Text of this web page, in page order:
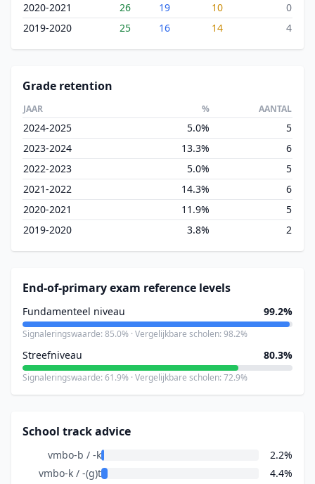
2020-2021
26 19 10
0
2019-2020
25 16 14 4
Grade retention
JAAR % AANTAL
2024-2025 5.0%
5
2023-2024
13.3%
6
2022-2023
5.0%
5
2021-2022
14.3%
6
2020-2021
11.9%
5
2019-2020
3.8% 2
End-of-primary exam reference levels
Fundamenteel niveau 99.2%
Signaleringswaarde: 85.0% · Vergelijkbare scholen: 98.2%
Streefniveau 80.3%
Signaleringswaarde: 61.9% · Vergelijkbare scholen: 72.9%
School track advice
vmbo-b / -k
2.2%
vmbo-k / -(g)t
4.4%